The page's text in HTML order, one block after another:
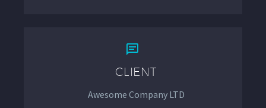


CLIENT
Awesome Company LTD